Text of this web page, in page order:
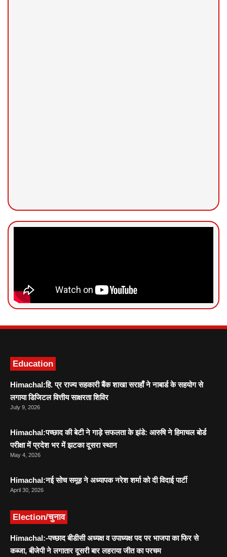
Education
Himachal:हि. प्र राज्य सहकारी बैंक शाखा सराहाँ ने नाबार्ड के सहयोग से
लगाया डिजिटल वित्तीय साक्षरता शिविर
July 9, 2026
Himachal:पच्छाद की बेटी ने गाड़े सफलता के झंडे: आरुषि ने हिमाचल बोर्ड
परीक्षा में प्रदेश भर में झटका दूसरा स्थान
May 4, 2026
Himachal:नई सोच समूह ने अध्यापक नरेश शर्मा को दी विदाई पार्टी
April 30, 2026
Election/चुनाव
Himachal:-पच्छाद बीडीसी अध्यक्ष व उपाध्यक्ष पद पर भाजपा का फिर से
कब्जा, बीजेपी ने लगातार दूसरी बार लहराया जीत का परचम